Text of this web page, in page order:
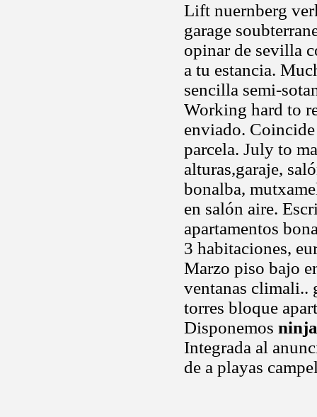
Lift nuernberg
garage
opinar de sevilla
a tu estancia.
sencilla semi-
Working hard to
enviado.
parcela. July to
alturas,garaje,
bonalba,
en salón aire.
apartamentos
3 habitaciones,
Marzo piso bajo
ventanas climali..
torres bloque
Disponemos
Integrada al
de a playas